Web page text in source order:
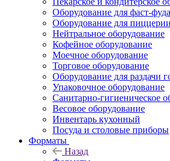
Оборудование для фаст-фуда
Оборудование для пиццерии
Нейтральное оборудование
Кофейное оборудование
Моечное оборудование
Торговое оборудование
Оборудование для раздачи
Упаковочное оборудование
Санитарно-гигиеническое
Весовое оборудование
Инвентарь кухонный
Посуда и столовые приборы
Форматы
Назад